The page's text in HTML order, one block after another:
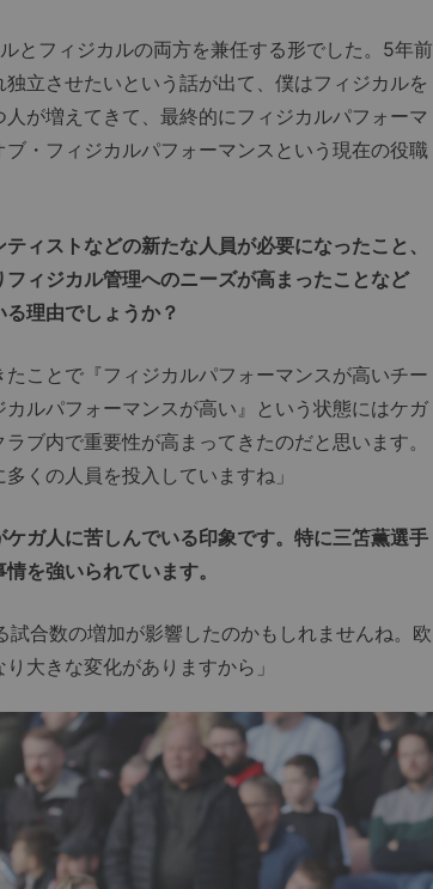
とフィジカルの両方を兼任する形でした。5年前
立させたいという話が出て、僕はフィジカルを
が増えてきて、最終的にフィジカルパフォーマ
・フィジカルパフォーマンスという現在の役職
ストなどの新たな人員が必要になったこと、
ィジカル管理へのニーズが高まったことなど
理由でしょうか？
ことで『フィジカルパフォーマンスが高いチー
ルパフォーマンスが高い』という状態にはケガ
ブ内で重要性が高まってきたのだと思います。
くの人員を投入していますね」
ガ人に苦しんでいる印象です。特に三笘薫選手
を強いられています。
合数の増加が影響したのかもしれませんね。欧
大きな変化がありますから」